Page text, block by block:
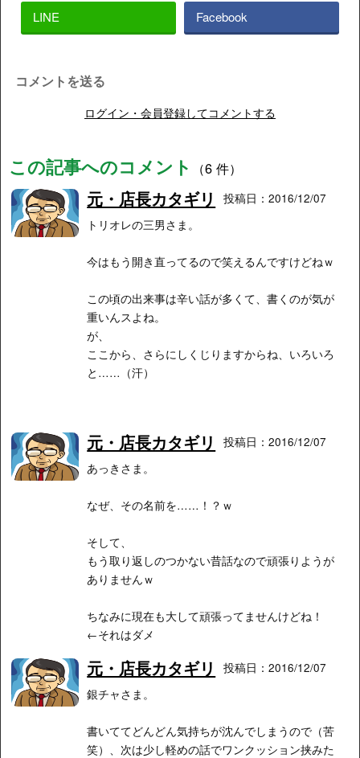
LINE Facebook
コメントを送る
ログイン・会員登録してコメントする
この記事へのコメント （6 件）
元・店長カタギリ
投稿日：2016/12/07
トリオレの三男さま。
今はもう開き直ってるので笑えるんですけどねｗ
この頃の出来事は辛い話が多くて、書くのが気が
重いんスよね。
が、
ここから、さらにしくじりますからね、いろいろ
と……（汗）
元・店長カタギリ
投稿日：2016/12/07
あっきさま。
なぜ、その名前を……！？ｗ
そして、
もう取り返しのつかない昔話なので頑張りようが
ありませんｗ
ちなみに現在も大して頑張ってませんけどね！
←それはダメ
元・店長カタギリ
投稿日：2016/12/07
銀チャさま。
書いててどんどん気持ちが沈んでしまうので（苦
笑）、次は少し軽めの話でワンクッション挟みた